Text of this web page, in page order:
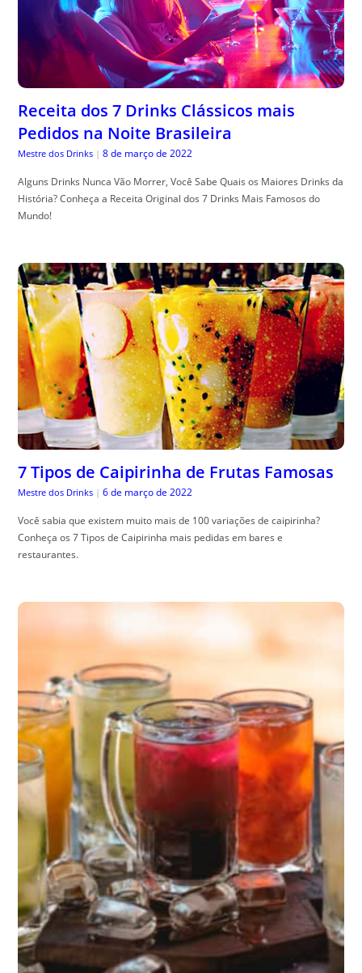
Receita dos 7 Drinks Clássicos mais
Pedidos na Noite Brasileira
Mestre dos Drinks | 8 de março de 2022
Alguns Drinks Nunca Vão Morrer, Você Sabe Quais os Maiores Drinks da
História? Conheça a Receita Original dos 7 Drinks Mais Famosos do
Mundo!
7 Tipos de Caipirinha de Frutas Famosas
Mestre dos Drinks | 6 de março de 2022
Você sabia que existem muito mais de 100 variações de caipirinha?
Conheça os 7 Tipos de Caipirinha mais pedidas em bares e
restaurantes.